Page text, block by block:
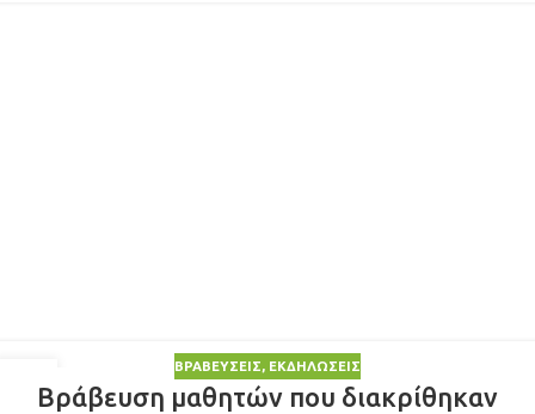
25
ΜΑΡ
ΒΡΑΒΕΎΣΕΙΣ, ΕΚΔΗΛΏΣΕΙΣ
Βράβευση μαθητών που διακρίθηκαν